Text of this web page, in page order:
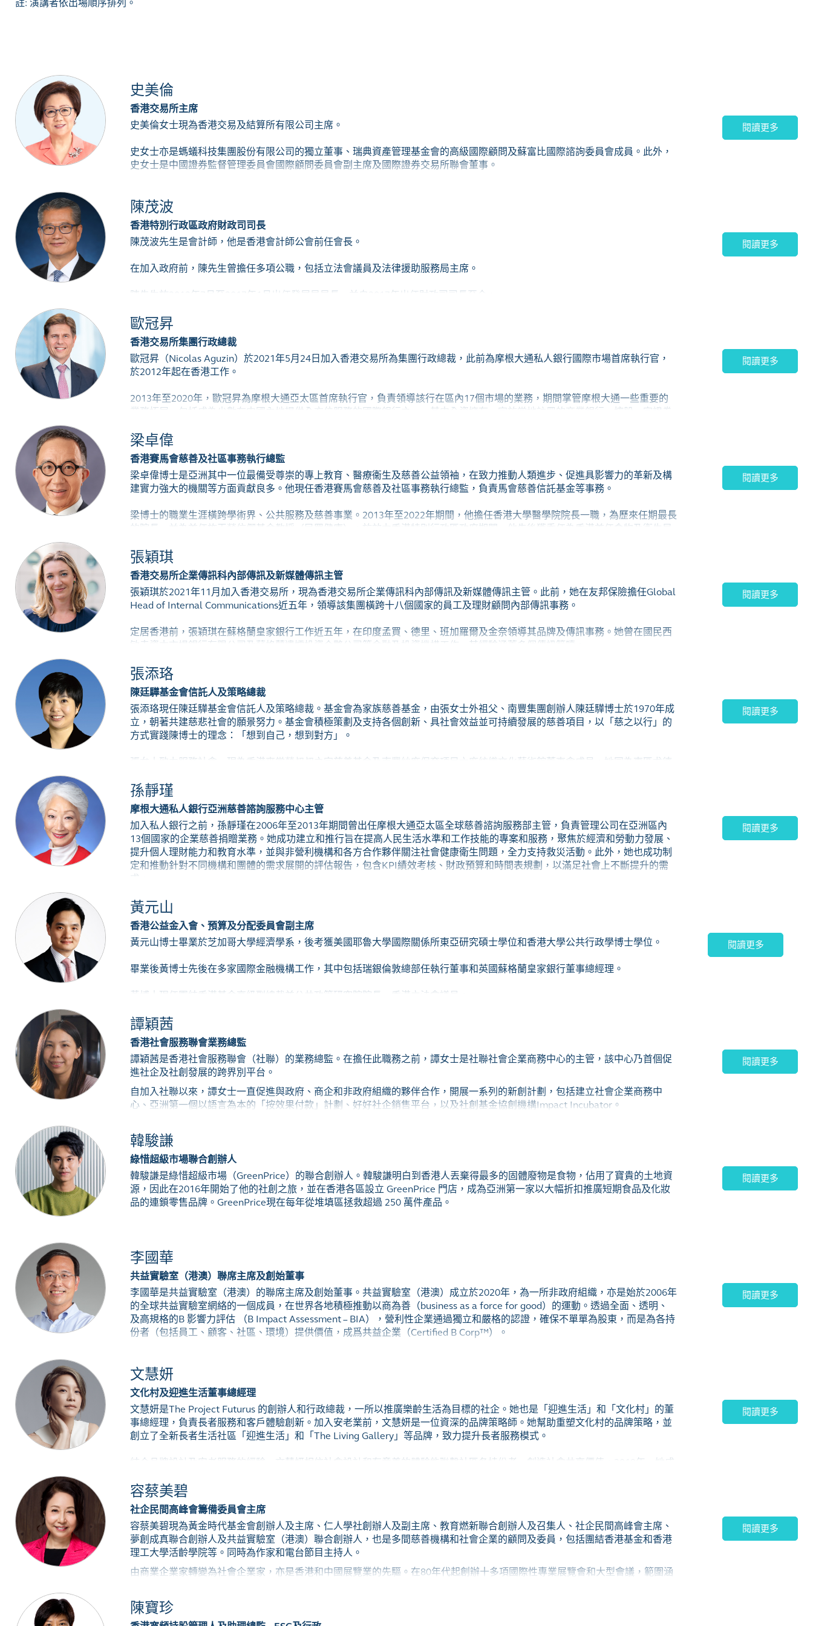
註: 演講者依出場順序排列。
史美倫
香港交易所主席
史美倫女士現為香港交易及結算所有限公司主席。
史女士亦是螞蟻科技集團股份有限公司的獨立董事、瑞典資產管理基金會的高級國際顧問及蘇富比國際諮詢委員會成員。此外，
史女士是中國證券監督管理委員會國際顧問委員會副主席及國際證券交易所聯會董事。
2004年卸任後回港。 史女士於1991年至2000年任職香港證監會，並於1998年擔任其副主席一職。
史女士於2004年至2022年曾任香港特別行政區行政會議非官守成員，2013年1月至2018年7月為香港金融發展局主席及2007年至
2011年為香港特別行政區的大學教育資助委員會主席。
史女士於2001年、2009年及2017年獲香港特別行政區政府先後頒發銀紫荊星章、金紫荊星章及大紫荊勳章，表揚她在公共服務
閱讀更多
陳茂波
香港特別行政區政府財政司司長
陳茂波先生是會計師，他是香港會計師公會前任會長。
在加入政府前，陳先生曾擔任多項公職，包括立法會議員及法律援助服務局主席。
陳先生於2012年7月至2017年1月出任發展局局長，並自2017年出任財政司司長至今。
閱讀更多
歐冠昇
香港交易所集團行政總裁
歐冠昇（Nicolas Aguzin）於2021年5月24日加入香港交易所為集團行政總裁，此前為摩根大通私人銀行國際市場首席執行官，
於2012年起在香港工作。
2013年至2020年，歐冠昇為摩根大通亞太區首席執行官，負責領導該行在區內17個市場的業務，期間掌管摩根大通一些重要的
業務拓展，包括成為少數在中國內地提供全方位服務的國際銀行之一，其中全資擁有一家於當地註冊的商業銀行、控股一家證券
昇領導下，摩根大通成為亞太區領先的投資銀行之一。
歐冠昇於1990年加入摩根大通出任金融分析師，1990年至2005年期間在紐約和布宜諾斯艾利斯出任多個職位，並於2005年出任
拉丁美洲首席執行官。2008年至2009年他擔任拉丁美洲首席執行官和拉丁美洲投資銀行主管時，更兼任巴西地區高級主管 。
閱讀更多
梁卓偉
香港賽馬會慈善及社區事務執行總監
梁卓偉博士是亞洲其中一位最備受尊崇的專上教育、醫療衞生及慈善公益領袖，在致力推動人類進步、促進具影響力的革新及構
建實力強大的機關等方面貢獻良多。他現任香港賽馬會慈善及社區事務執行總監，負責馬會慈善信託基金等事務。
梁博士的職業生涯橫跨學術界、公共服務及慈善事業。2013年至2022年期間，他擔任香港大學醫學院院長一職，為歷來任期最長
的院長，並為首任施玉榮伉儷基金教授
（民眾健康）
。於效力香港特別行政區政府期間，他先後獲委任為香港首任食物及衞生局
為應對三場全球新發病毒大流行，梁博士的研究先後嶄先提供第一手流行病學數據，奠定科學抗疫基礎﹕分別是2003年的嚴重急
性呼吸系統綜合症、2013年的H7N9流感，以及最近爆發的2019冠狀病毒病。在任職政府期間，他帶領香港對抗2009年的H1N1
流感大流行。此外，他曾任香港大學世界衞生組織傳染病流行病學及控制合作中心聯合創立總監，並在香港科學園成立醫衞大數
據深析實驗室。
閱讀更多
張穎琪
香港交易所企業傳訊科內部傳訊及新媒體傳訊主管
張穎琪於2021年11月加入香港交易所，現為香港交易所企業傳訊科內部傳訊及新媒體傳訊主管。此前，她在友邦保險擔任Global
Head of Internal Communications近五年，領導該集團橫跨十八個國家的員工及理財顧問內部傳訊事務。
定居香港前，張穎琪在蘇格蘭皇家銀行工作近五年，在印度孟買、德里、班加羅爾及金奈領導其品牌及傳訊事務。她曾在國民西
敏寺資本市場銀行有限公司及蘇格蘭遺孀投資合夥公司等金融及投資機構工作，其經驗涵蓋多個傳訊範疇。
張穎琪致力支持與社會及多元化有關的組織，尤其是位於亞洲的非政府機構及教育機構、包括孟加拉的亞洲女子大學。
閱讀更多
張添珞
陳廷驊基金會信託人及策略總裁
張添珞現任陳廷驊基金會信託人及策略總裁。基金會為家族慈善基金，由張女士外祖父、南豐集團創辦人陳廷驊博士於1970年成
立，朝著共建慈悲社會的願景努力。基金會積極策劃及支持各個創新、具社會效益並可持續發展的慈善項目，以「慈之以行」的
方式實踐陳博士的理念：「想到自己，想到對方」。
張女士致力服務社會，現為香港麥當勞叔叔之家慈善基金及南豐紗廠保育項目六廠紡織文化藝術館董事會成員。她同為東區尤德
成為香港大學名譽大學院士，以表揚其對社會的貢獻。
閱讀更多
孫靜瑾
摩根大通私人銀行亞洲慈善諮詢服務中心主管
加入私人銀行之前，孫靜瑾在2006年至2013年期間曾出任摩根大通亞太區全球慈善諮詢服務部主管，負責管理公司在亞洲區內
13個國家的企業慈善捐贈業務。她成功建立和推行旨在提高人民生活水準和工作技能的專案和服務，聚焦於經濟和勞動力發展、
提升個人理財能力和教育水準，並與非營利機構和各方合作夥伴關注社會健康衛生問題，全力支持救災活動。此外，她也成功制
定和推動針對不同機構和團體的需求展開的評估報告，包含KPI績效考核、財政預算和時間表規劃，以滿足社會上不斷提升的需
求。
此前，孫女士負責設立摩根大通私人銀行亞洲慈善諮詢服務中心。作為亞洲慈善諮詢服務中心主管，她專責協助客戶與其家庭成
員明確整個家族的慈善願景、策略和目標，以釐清他們的捐贈對象和用途。此外，她也致力協助亞洲各地慈善家明確捐贈策略的
目標和使命，説明他們深入分析慈善捐贈模型和架構，旨在對社會發揮最大的影響力。孫女士成功滙聚行業權威專家和各界精
英，持續探索當前趨勢，合力解決刻不容緩的社會問題，借此幫助慈善家清楚了解同業意見，參與切實可行的慈善捐贈專案。孫
內人士，協助私營和社會各界建立專業合作聯盟。
閱讀更多
黃元山
香港公益金入會、預算及分配委員會副主席
黃元山博士畢業於芝加哥大學經濟學系，後考獲美國耶魯大學國際關係所東亞研究碩士學位和香港大學公共行政學博士學位。
畢業後黃博士先後在多家國際金融機構工作，其中包括瑞銀倫敦總部任執行董事和英國蘇格蘭皇家銀行董事總經理。
黃博士現任團結香港基金高級副總裁兼公共政策研究院院長、香港立法會議員。
閱讀更多
譚穎茜
香港社會服務聯會業務總監
譚穎茜是香港社會服務聯會（社聯）的業務總監。在擔任此職務之前，譚女士是社聯社會企業商務中心的主管，該中心乃首個促
進社企及社創發展的跨界別平台。
自加入社聯以來，譚女士一直促進與政府、商企和非政府組織的夥伴合作，開展一系列的新創計劃，包括建立社會企業商務中
心、亞洲第一個以語言為本的「按效果付款」計劃、好好社企銷售平台，以及社創基金協創機構Impact Incubator。
分別入選為新加坡AVPN的Policy Fellow和Tatler's Asia Impact List（亞洲100位最具影響力人物）。
閱讀更多
韓駿謙
綠惜超級市場聯合創辦人
韓駿謙是綠惜超級市場（GreenPrice）的聯合創辦人。韓駿謙明白到香港人丟棄得最多的固體廢物是食物，佔用了寶貴的土地資
源，因此在2016年開始了他的社創之旅，並在香港各區設立 GreenPrice 門店，成為亞洲第一家以大幅折扣推廣短期食品及化妝
品的連鎖零售品牌。GreenPrice現在每年從堆填區拯救超過 250 萬件產品。
閱讀更多
李國華
共益實驗室（港澳）聯席主席及創始董事
李國華是共益實驗室（港澳）的聯席主席及創始董事。共益實驗室（港澳）成立於2020年，為一所非政府組織，亦是始於2006年
的全球共益實驗室網絡的一個成員，在世界各地積極推動以商為善（business as a force for good）的運動。透過全面、透明、
及高規格的B 影響力評估 （B Impact Assessment – BIA），營利性企業通過獨立和嚴格的認證，確保不單單為股東，而是為各持
份者（包括員工、顧客、社區、環境）提供價值，成爲共益企業（Certified B Corp™）。
第一家致力於培育社會創新和公益創業精神的培訓和諮詢機構，他堅信這有助於推動更多企業成爲以盈利及社會使命為雙目標的
公司。
李國華畢業於香港大學社會工作及行政系，獲得學士學位及工商管理碩士學位。他的大部分職業生涯專注於為大中華地區和全球
的企業提供產品和服務創新方面的諮詢顧問工作。 他還是一名創業者，幫助創建和發展中國第一家，及現為最大之一的私營市場
研究機構。
閱讀更多
文慧妍
文化村及迎進生活董事總經理
文慧妍是The Project Futurus 的創辦人和行政總裁，一所以推廣樂齡生活為目標的社企。她也是「迎進生活」和「文化村」的董
事總經理，負責長者服務和客戶體驗創新。加入安老業前，文慧妍是一位資深的品牌策略師。她幫助重塑文化村的品牌策略，並
創立了全新長者生活社區「迎進生活」和「The Living Gallery」等品牌，致力提升長者服務模式。
結合品牌設計及安老服務的經驗，文慧妍相信社會設計和有意義的體驗能聯繫社區各持份者，創造社會共享價值。2019年，她成
齡生活。文慧妍也成立了《軟餐俠》倡議有尊嚴飲食和《流動五感大茶樓TM》為患有腦退化症人士舉辦「五感體驗」懷舊點心活
動。文慧妍是一位KODW 和TedX 講者，她也曾獲得獎項，包括 Tatler Asia Gen.T List 2022、Jessica Most Successful Women
2021。
閱讀更多
容蔡美碧
社企民間高峰會籌備委員會主席
容蔡美碧現為黃金時代基金會創辦人及主席、仁人學社創辦人及副主席、教育燃新聯合創辦人及召集人、社企民間高峰會主席、
夢創成真聯合創辦人及共益實驗室（港澳）聯合創辦人，也是多間慈善機構和社會企業的顧問及委員，包括團結香港基金和香港
理工大學活齡學院等。同時為作家和電台節目主持人。
由商業企業家轉變為社會企業家，亦是香港和中國展覽業的先驅。在80年代起創辦十多項國際性專業展覽會和大型會議，範圍涵
從自己的企業退下來後，容蔡美碧十多年來一直積極推動香港和大中華地區的社會創新和社會企業，爲社會帶來正面的改變。她
倡導多項社會創新運動，包括：黃金時代（golden age）、商業創新及教育創新。
閱讀更多
陳寶珍